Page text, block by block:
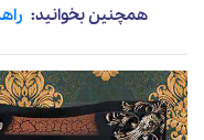
همچنین بخوانید: